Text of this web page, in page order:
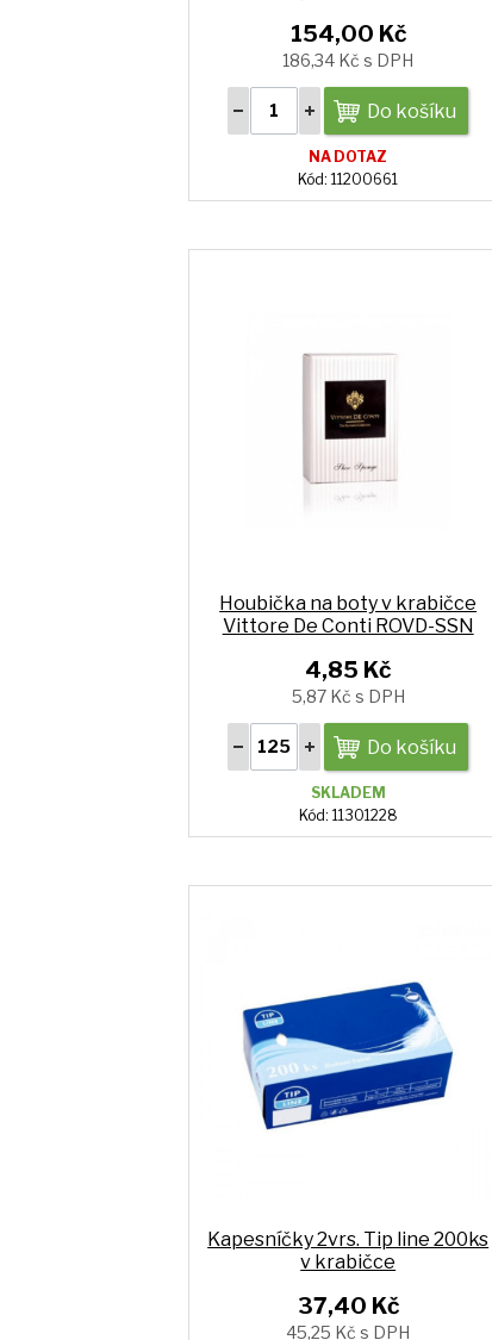
154,00 Kč
186,34 Kč s DPH
Do košíku
NA DOTAZ
Kód: 11200661
Houbička na boty v krabičce
Vittore De Conti ROVD-SSN
4,85 Kč
5,87 Kč s DPH
Do košíku
SKLADEM
Kód: 11301228
Kapesníčky 2vrs. Tip line 200ks
v krabičce
37,40 Kč
45,25 Kč s DPH